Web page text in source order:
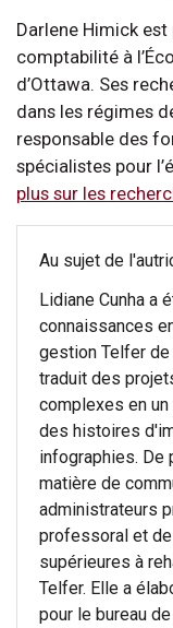
Darlene Himick
comptabilité à
d’Ottawa. Ses
dans les régimes
responsable des
spécialistes pour
plus sur les
Au sujet de
Lidiane Cunha a
connaissances
gestion Telfer de
traduit des
complexes en
des histoires
infographies. De
matière de
administrateurs
professoral et
supérieures à
Telfer. Elle a
pour le bureau